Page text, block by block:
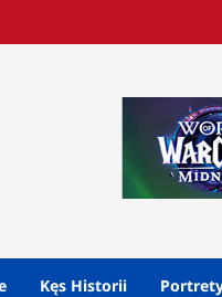
Kęs Historii